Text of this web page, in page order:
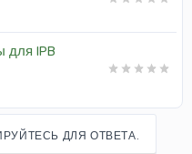
для IPB
ДЛЯ ОТВЕТА.